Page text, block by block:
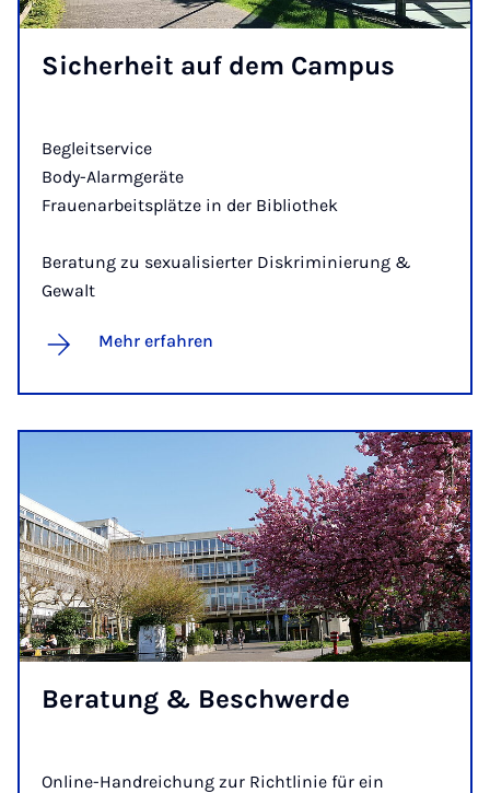
Si­cher­heit auf dem Cam­pus
Begleitservice
Body-Alarmgeräte
Frauenarbeitsplätze in der Bibliothek
Beratung zu sexualisierter Diskriminierung &
Gewalt
Mehr erfahren
Be­ra­tung & Be­schwer­de
Online-Handreichung zur Richtlinie für ein